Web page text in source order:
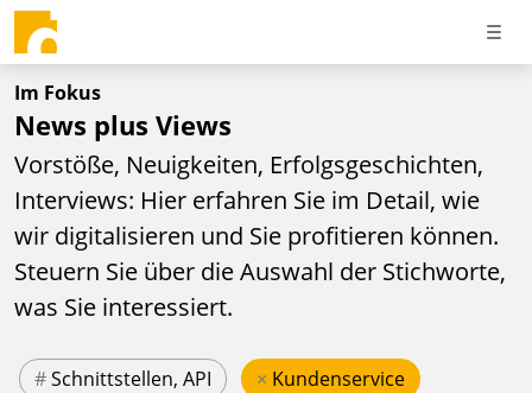
Im Fokus
News plus Views
Vorstöße, Neuigkeiten, Erfolgsgeschichten,
Interviews: Hier erfahren Sie im Detail, wie
wir digitalisieren und Sie profitieren können.
Steuern Sie über die Auswahl der Stichworte,
was Sie interessiert.
#Schnittstellen, API × Kundenservice